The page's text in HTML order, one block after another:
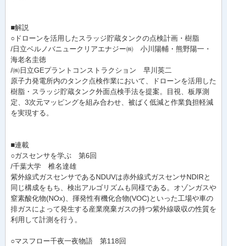
■解説
○ドローンを活用したスラッジ貯蔵タンクの点検計画・樹脂
/日立ベルノバニュークリアエナジー㈱ 小川陽輔・熊野陽一・
海老名圭徳
/㈱日立GEプラントコンストラクション 早川英二
原子力発電所内のタンク点検作業において、ドローンを活用した
樹脂・スラッジ貯蔵タンク外面点検手法を提案。目視、板厚測
定、3次元マッピングを組み合わせ、被ばく低減と作業負担軽減
を実現する。
■連載
○ガスセンサを学ぶ 第6回
/千葉大学 椎名達雄
紫外線式ガスセンサであるNDUVは赤外線式ガスセンサNDIRと
同じ構成をもち、検出アルゴリズムも同様である。オゾンガスや
窒素酸化物(NOx)、揮発性有機化合物(VOC)といった工場や車の
排ガスによって発生する産業廃棄ガスの持つ紫外線吸収の性質を
利用して計測を行う。
○マスフロー千夜一夜物語 第118回